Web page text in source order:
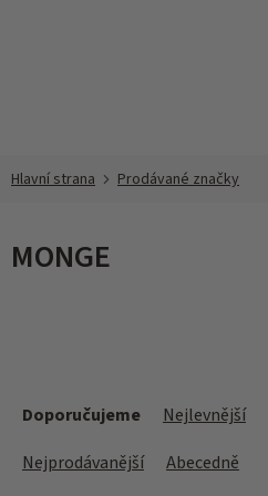
Prodávané značky
MONGE
Doporučujeme Nejlevnější
Nejprodávanější
Abecedně